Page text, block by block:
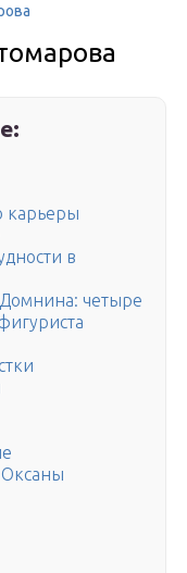
карьеры
в
четыре